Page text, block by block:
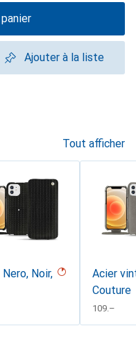
Ajouter à la liste
Tout afficher
Noir,
Acier
Couture
CHF
109.–